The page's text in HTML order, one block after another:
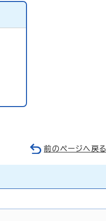
前のページへ戻る